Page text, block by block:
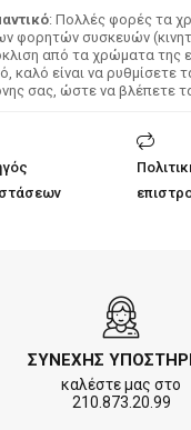
: Πολλές φορές τα
φορητών συσκευών
από τα χρώματα της
καλό είναι να
σας, ώστε να βλέπετε
ΣΥΝΕΧΗΣ
καλέστε μας στο
210.873.20.99